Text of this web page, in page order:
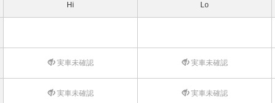
Hi Lo
実車未確認 実車未確認
実車未確認 実車未確認